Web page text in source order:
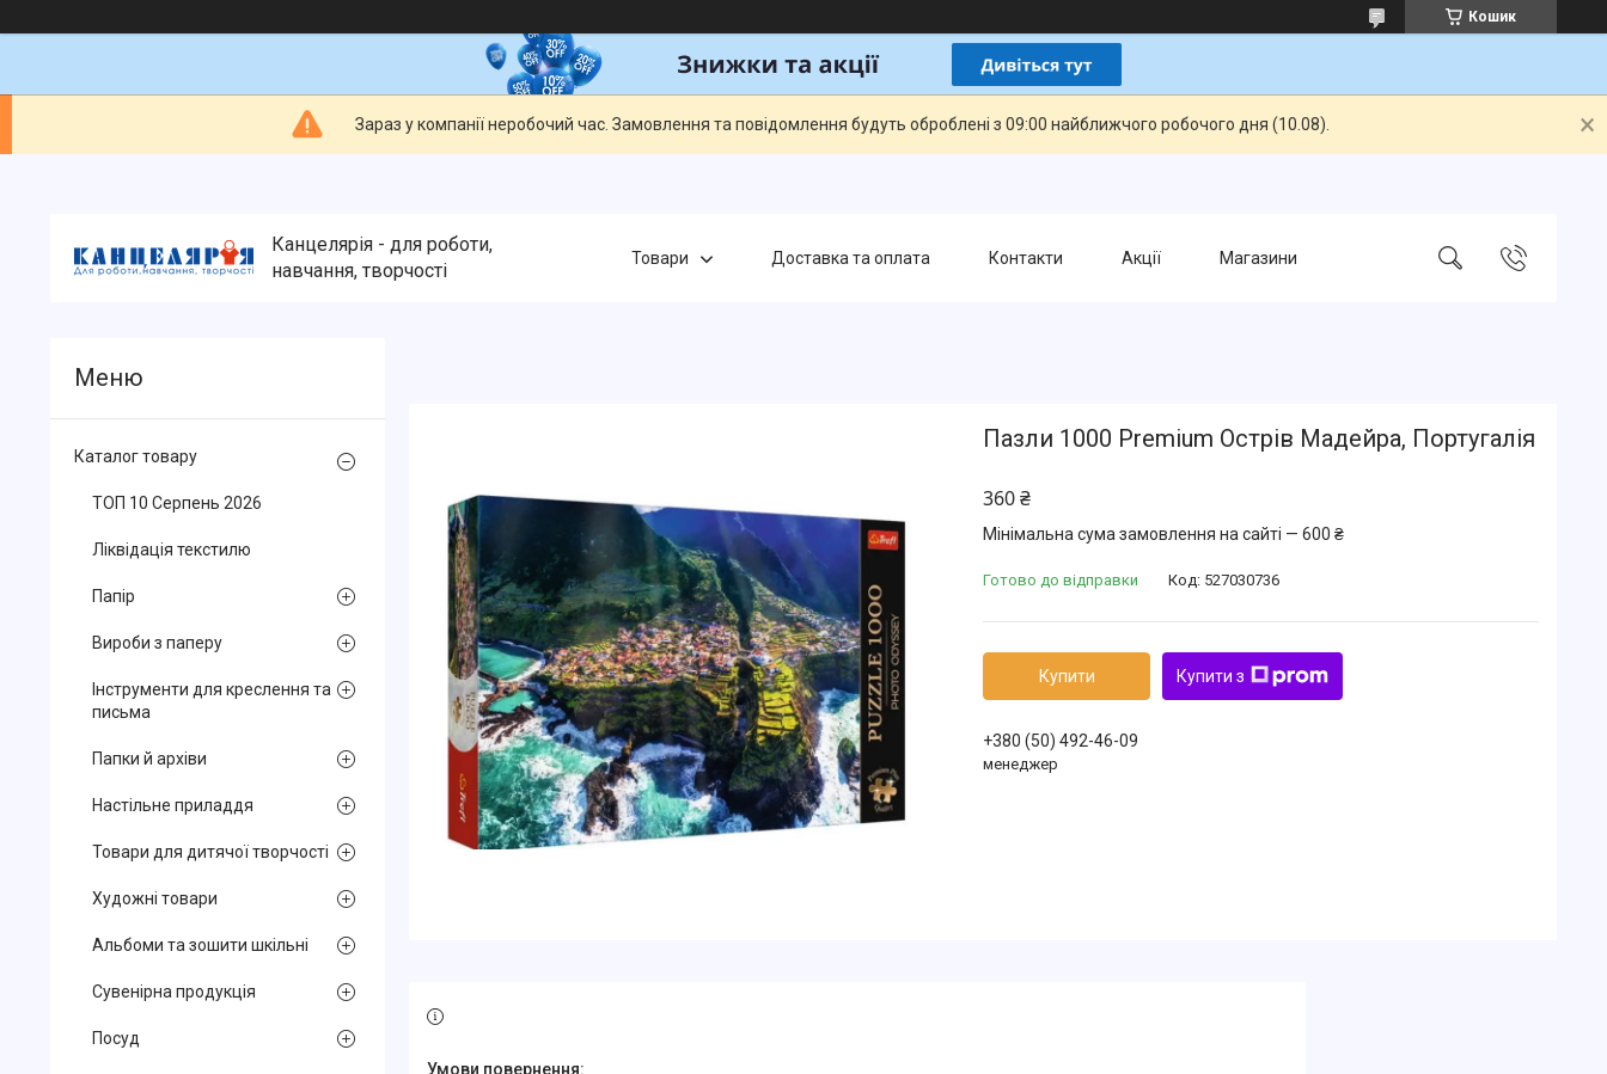
Кошик
Зараз у компанії неробочий час. Замовлення та повідомлення будуть оброблені з 09:00 найближчого робочого дня (10.08).
Канцелярія - для роботи,
навчання, творчості
Товари Доставка та оплата Контакти Акції Магазини
Пазли 1000 Premium Острів Мадейра, Португалія
360 ₴
Мінімальна сума замовлення на сайті — 600 ₴
Готово до відправки Код: 527030736
Купити Купити з
+380 (50) 492-46-09
менеджер
Каталог товару
ТОП 10 Серпень 2026
Ліквідація текстилю
Папір
Вироби з паперу
Інструменти для креслення та
письма
Папки й архіви
Настільне приладдя
Товари для дитячої творчості
Художні товари
Альбоми та зошити шкільні
Сувенірна продукція
Посуд